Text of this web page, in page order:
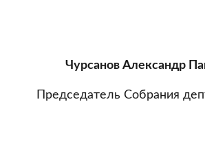
Чурсанов Александр
Председатель Собрания